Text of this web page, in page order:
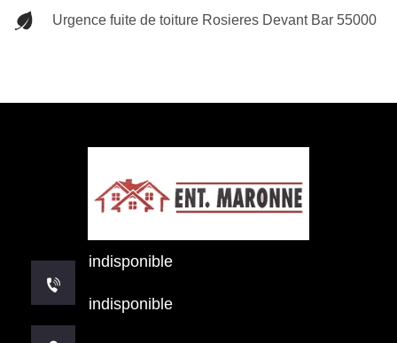
Urgence fuite de toiture Rosieres Devant Bar 55000
indisponible
indisponible